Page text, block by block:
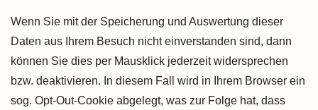
Wenn Sie mit der Speicherung und Auswertung dieser
Daten aus Ihrem Besuch nicht einverstanden sind, dann
können Sie dies per Mausklick jederzeit widersprechen
bzw. deaktivieren. In diesem Fall wird in Ihrem Browser ein
sog. Opt-Out-Cookie abgelegt, was zur Folge hat, dass